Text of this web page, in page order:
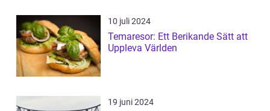
10 juli 2024
Temaresor: Ett Berikande Sätt att
Uppleva Världen
19 juni 2024